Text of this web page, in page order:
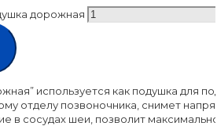
дорожная
используется как подушка для
отделу позвоночника, снимет
в сосудах шеи, позволит